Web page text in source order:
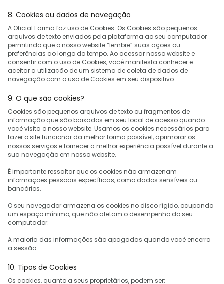
8. Cookies ou dados de navegação
A Oficial Farma faz uso de Cookies. Os Cookies são pequenos
arquivos de texto enviados pela plataforma ao seu computador
permitindo que o nosso website “lembre” suas ações ou
preferências ao longo do tempo. Ao acessar nosso website e
consentir com o uso de Cookies, você manifesta conhecer e
aceitar a utilização de um sistema de coleta de dados de
navegação com o uso de Cookies em seu dispositivo.
9. O que são cookies?
Cookies são pequenos arquivos de texto ou fragmentos de
informação que são baixados em seu local de acesso quando
você visita o nosso website. Usamos os cookies necessários para
fazer o site funcionar da melhor forma possível, aprimorar os
nossos serviços e fornecer a melhor experiência possível durante a
sua navegação em nosso website.
É importante ressaltar que os cookies não armazenam
informações pessoais específicas, como dados sensíveis ou
bancários.
O seu navegador armazena os cookies no disco rígido, ocupando
um espaço mínimo, que não afetam o desempenho do seu
computador.
A maioria das informações são apagadas quando você encerra
a sessão.
10. Tipos de Cookies
Os cookies, quanto a seus proprietários, podem ser: